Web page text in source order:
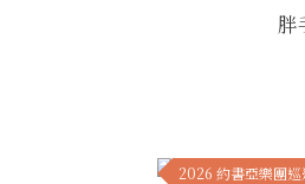
胖
2026 約書亞樂團